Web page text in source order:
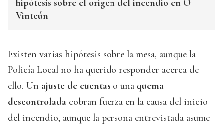
hipótesis sobre el origen del incendio en O
Vinteún
Existen varias hipótesis sobre la mesa, aunque la
Policía Local no ha querido responder acerca de
ello. Un ajuste de cuentas o una quema
descontrolada cobran fuerza en la causa del inicio
del incendio, aunque la persona entrevistada asume